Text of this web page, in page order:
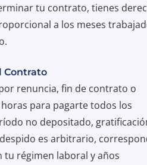
tu contrato, tienes
a los meses
Contrato
renuncia, fin de contrato o
para pagarte todos los
no depositado,
es arbitrario,
tu régimen laboral y años